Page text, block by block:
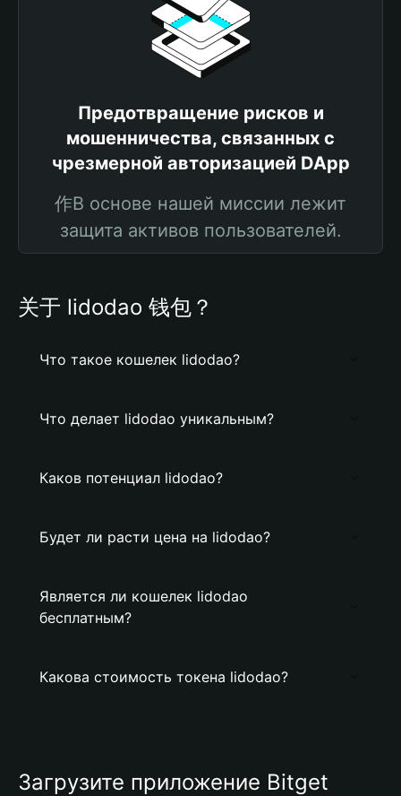
Предотвращение рисков и
мошенничества, связанных с
чрезмерной авторизацией DApp
作В основе нашей миссии лежит
защита активов пользователей.
关于 lidodao 钱包？
Что такое кошелек lidodao?
Что делает lidodao уникальным?
Каков потенциал lidodao?
Будет ли расти цена на lidodao?
Является ли кошелек lidodao
бесплатным?
Какова стоимость токена lidodao?
Загрузите приложение Bitget